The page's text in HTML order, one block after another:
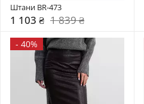
Штани BR-473
1 103 ₴ 1 839 ₴
- 40%